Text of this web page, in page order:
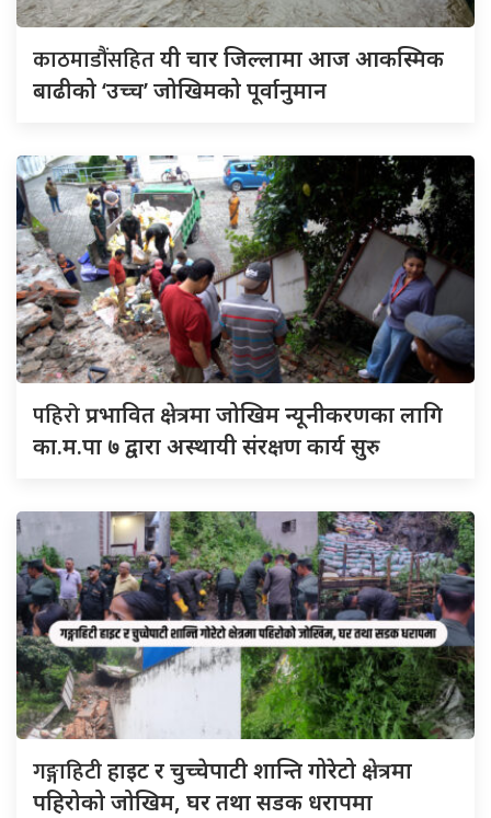
काठमाडौंसहितयी चार जिल्लामा आज आकस्मिक
बाढीको ‘उच्च’ जोखिमको पूर्वानुमान
पहिरोप्रभावित क्षेत्रमा जोखिम न्यूनीकरणका लागि
का.म.पा ७ द्वारा अस्थायी संरक्षण कार्य सुरु
गङ्गाहिटीहाइट र चुच्चेपाटी शान्ति गोरेटो क्षेत्रमा
पहिरोको जोखिम, घर तथा सडक धरापमा